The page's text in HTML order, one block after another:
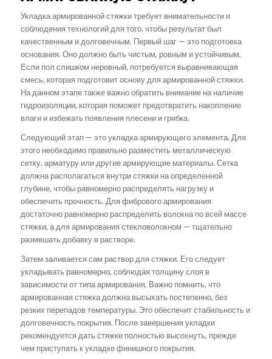
Укладка армированной стяжки требует внимательности и
соблюдения технологий для того, чтобы результат был
качественным и долговечным. Первый шаг — это подготовка
основания. Оно должно быть чистым, ровным и устойчивым.
Если пол слишком неровный, потребуется выравнивающая
смесь, которая подготовит основу для армированной стяжки.
На данном этапе также важно обратить внимание на наличие
гидроизоляции, которая поможет предотвратить накопление
влаги и избежать появления плесени и грибка.
Следующий этап — это укладка армирующего элемента. Для
этого необходимо правильно разместить металлическую
сетку, арматуру или другие армирующие материалы. Сетка
должна располагаться внутри стяжки на определенной
глубине, чтобы равномерно распределять нагрузку и
обеспечить прочность. Для фибрового армирования
достаточно равномерно распределить волокна по всей массе
стяжки, а для армирования стекловолокном — тщательно
размешать добавку в растворе.
Затем заливается сам раствор для стяжки. Его следует
укладывать равномерно, соблюдая толщину слоя в
зависимости от типа армирования. Важно помнить, что
армированная стяжка должна высыхать постепенно, без
резких перепадов температуры. Это обеспечит стабильность и
долговечность покрытия. После завершения укладки
рекомендуется дать стяжке полностью высохнуть, прежде
чем приступать к укладке финишного покрытия.